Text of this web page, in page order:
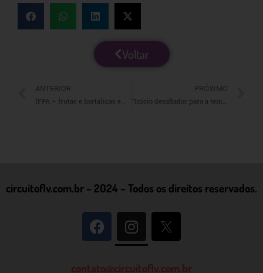
Voltar
ANTERIOR
PRÓXIMO
circuitoflv.com.br – 2024 – Todos os direitos reservados.
contato@circuitoflv.com.br